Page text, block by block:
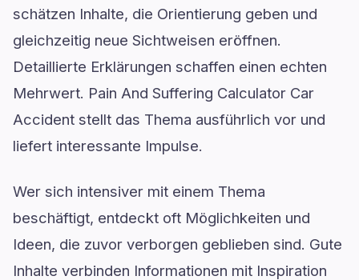
schätzen Inhalte, die Orientierung geben und
gleichzeitig neue Sichtweisen eröffnen.
Detaillierte Erklärungen schaffen einen echten
Mehrwert. Pain And Suffering Calculator Car
Accident stellt das Thema ausführlich vor und
liefert interessante Impulse.
Wer sich intensiver mit einem Thema
beschäftigt, entdeckt oft Möglichkeiten und
Ideen, die zuvor verborgen geblieben sind. Gute
Inhalte verbinden Informationen mit Inspiration